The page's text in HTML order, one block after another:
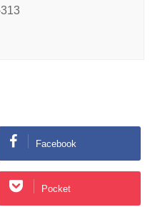
Facebook
Pocket